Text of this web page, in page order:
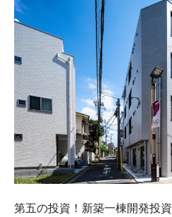
第五の投資！新築一棟開発投